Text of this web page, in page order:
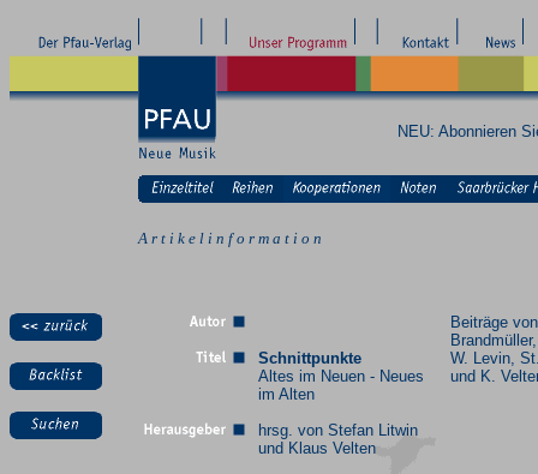
NEU: Abonnieren
A r t i k e l i n f o r m a t i o n
Schnittpunkte
Altes im Neuen - Neues
im Alten
hrsg. von Stefan Litwin
und Klaus Velten
Beiträge
W. Levin,
und K.